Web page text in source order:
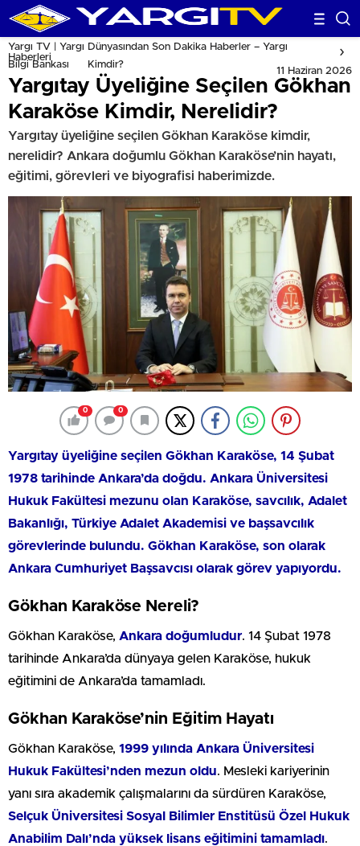
Yargı TV | Yargı Dünyasından Son Dakika Haberler – Yargı
Haberleri
Bilgi Bankası Kimdir?
11 Haziran 2026
Yargıtay Üyeliğine Seçilen Gökhan
Karaköse Kimdir, Nerelidir?
Yargıtay üyeliğine seçilen Gökhan Karaköse kimdir,
nerelidir? Ankara doğumlu Gökhan Karaköse’nin hayatı,
eğitimi, görevleri ve biyografisi haberimizde.
0 0
Yargıtay üyeliğine seçilen Gökhan Karaköse, 14 Şubat
1978 tarihinde Ankara’da doğdu. Ankara Üniversitesi
Hukuk Fakültesi mezunu olan Karaköse, savcılık, Adalet
Bakanlığı, Türkiye Adalet Akademisi ve başsavcılık
görevlerinde bulundu. Gökhan Karaköse, son olarak
Ankara Cumhuriyet Başsavcısı olarak görev yapıyordu.
Gökhan Karaköse Nereli?
Gökhan Karaköse, Ankara doğumludur. 14 Şubat 1978
tarihinde Ankara’da dünyaya gelen Karaköse, hukuk
eğitimini de Ankara’da tamamladı.
Gökhan Karaköse’nin Eğitim Hayatı
Gökhan Karaköse, 1999 yılında Ankara Üniversitesi
Hukuk Fakültesi’nden mezun oldu. Mesleki kariyerinin
yanı sıra akademik çalışmalarını da sürdüren Karaköse,
Selçuk Üniversitesi Sosyal Bilimler Enstitüsü Özel Hukuk
Anabilim Dalı’nda yüksek lisans eğitimini tamamladı.